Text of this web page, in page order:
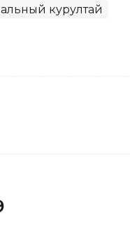
курултай